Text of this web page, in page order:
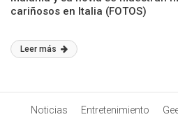
cariñosos en Italia (FOTOS)
Leer más
Noticias Entretenimiento